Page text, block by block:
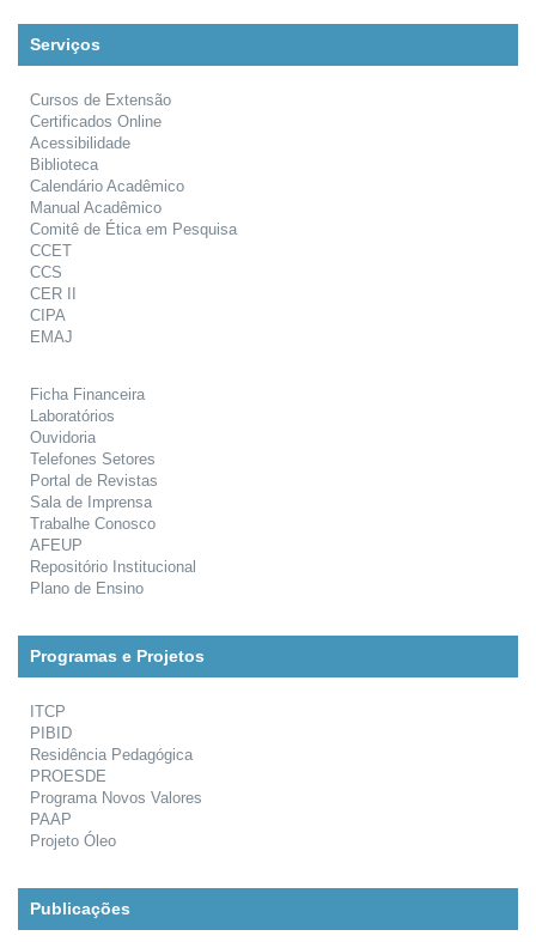
Serviços
Cursos de Extensão
Certificados Online
Acessibilidade
Biblioteca
Calendário Acadêmico
Manual Acadêmico
Comitê de Ética em Pesquisa
CCET
CCS
CER II
CIPA
EMAJ
Ficha Financeira
Laboratórios
Ouvidoria
Telefones Setores
Portal de Revistas
Sala de Imprensa
Trabalhe Conosco
AFEUP
Repositório Institucional
Plano de Ensino
Programas e Projetos
ITCP
PIBID
Residência Pedagógica
PROESDE
Programa Novos Valores
PAAP
Projeto Óleo
Publicações